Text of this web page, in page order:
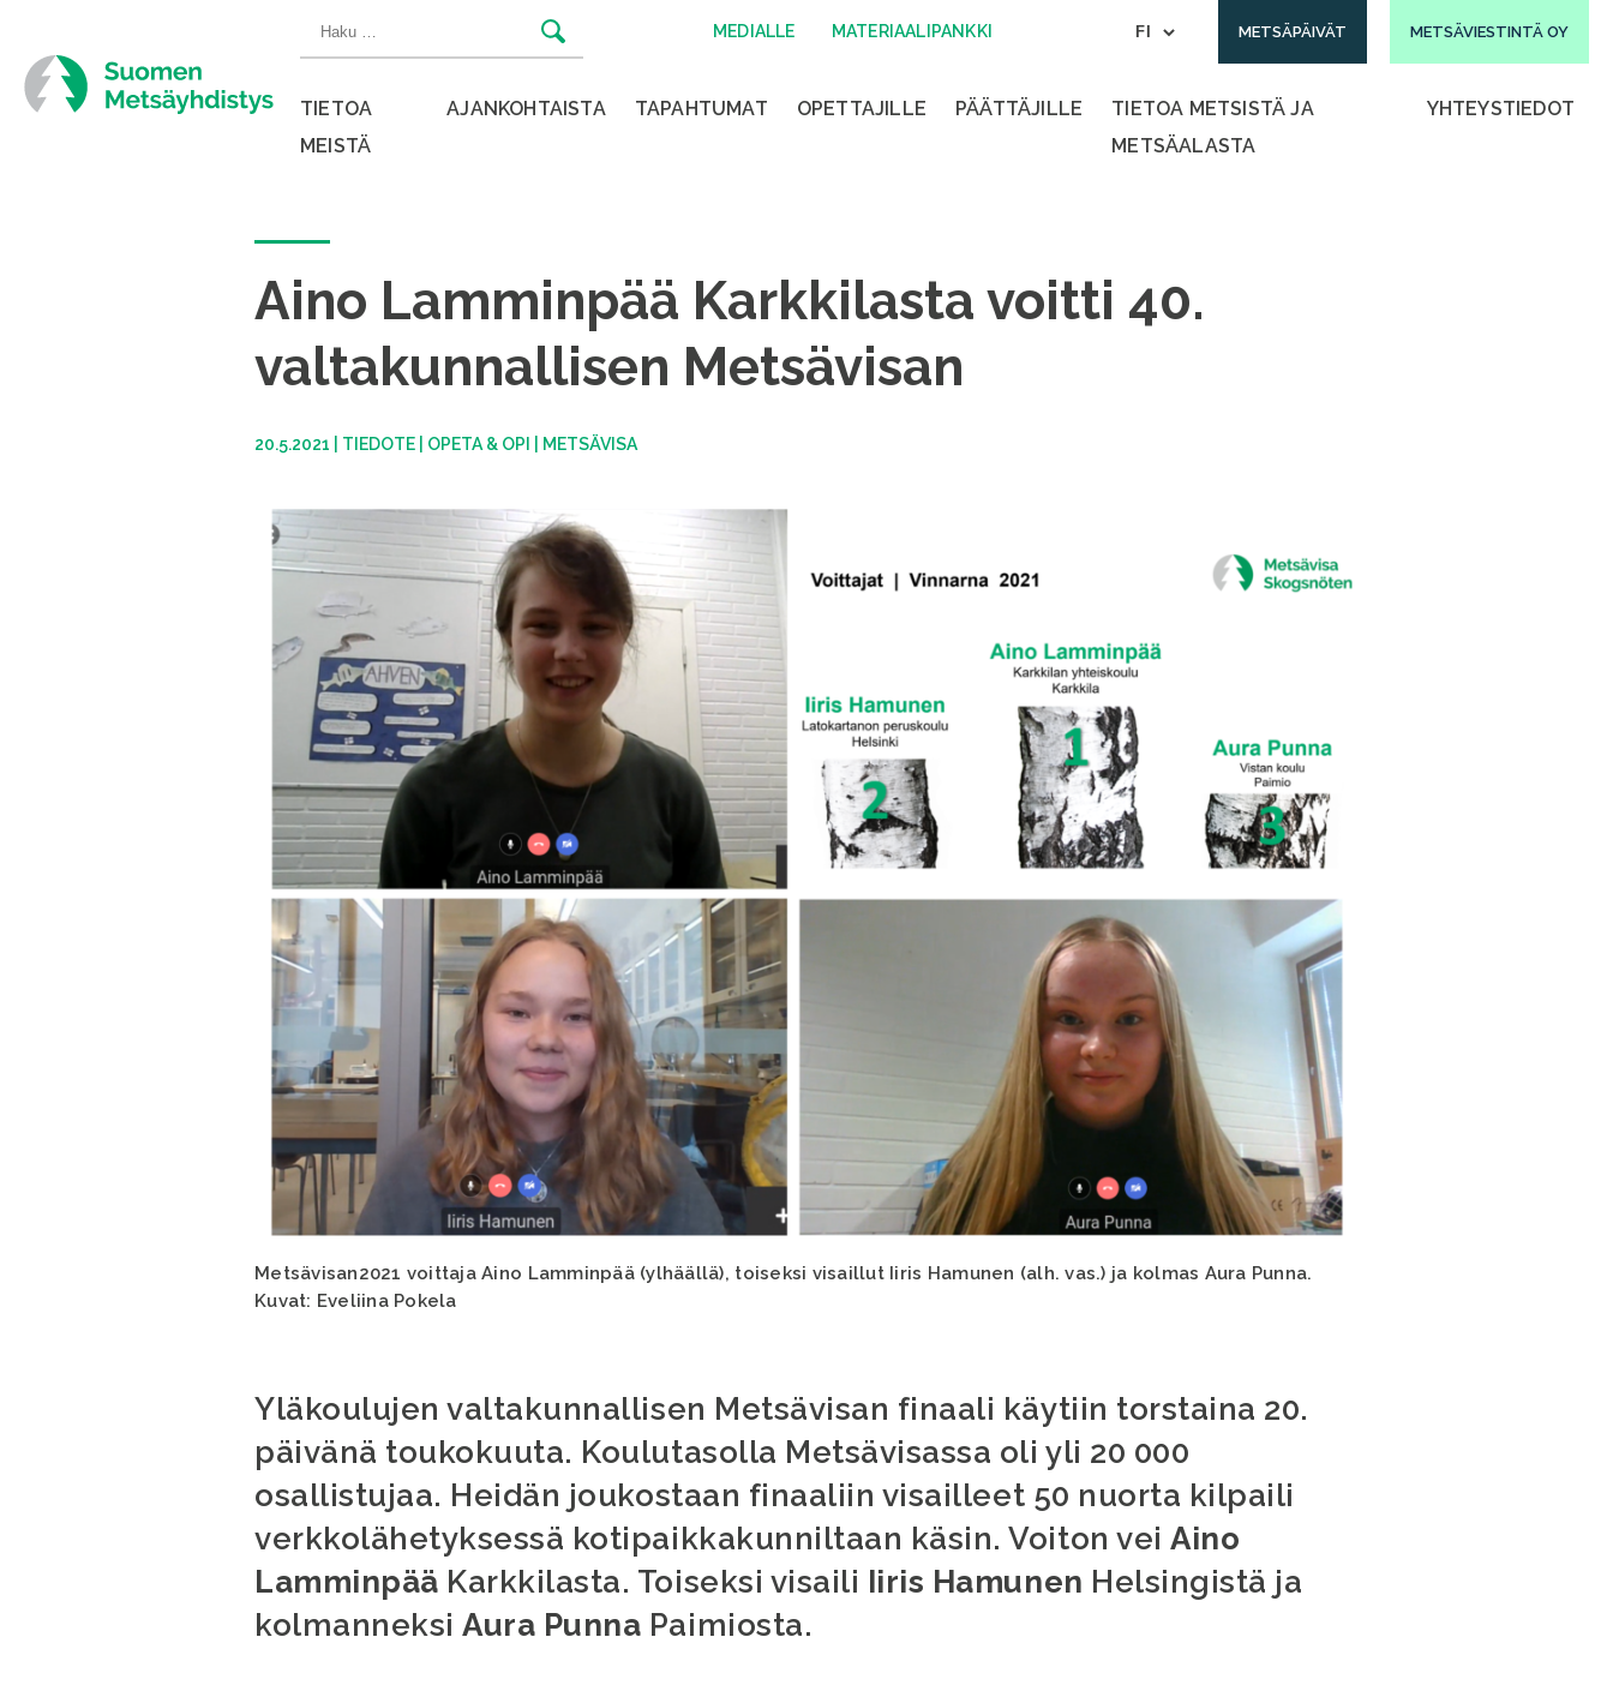
sisältöön
Haku: MEDIALLE MATERIAALIPANKKI METSÄPÄIVÄT METSÄVIESTINTÄ OY
TIETOA
MEISTÄ
AJANKOHTAISTA TAPAHTUMAT OPETTAJILLE PÄÄTTÄJILLE
TIETOA METSISTÄ JA
METSÄALASTA
YHTEYSTIEDOT
Aino Lamminpää Karkkilasta voitti 40.
valtakunnallisen Metsävisan
20.5.2021 TIEDOTE OPETA & OPI METSÄVISA
Metsävisan2021 voittaja Aino Lamminpää (ylhäällä), toiseksi visaillut Iiris Hamunen (alh. vas.) ja kolmas Aura Punna.
Kuvat: Eveliina Pokela
Yläkoulujen valtakunnallisen Metsävisan finaali käytiin torstaina 20.
päivänä toukokuuta. Koulutasolla Metsävisassa oli yli 20 000
osallistujaa. Heidän joukostaan finaaliin visailleet 50 nuorta kilpaili
verkkolähetyksessä kotipaikkakunniltaan käsin. Voiton veiAino
Lamminpää Karkkilasta. Toiseksi visaili Iiris Hamunen Helsingistä ja
kolmanneksiAura Punna Paimiosta.